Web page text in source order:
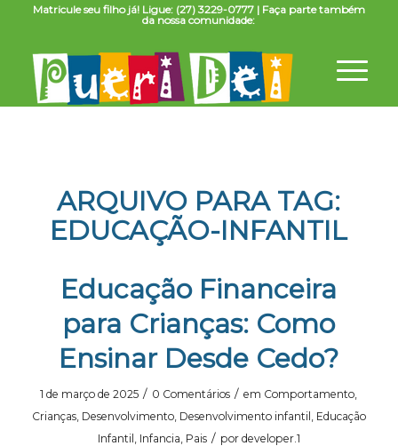
Matricule seu filho já! Ligue: (27) 3229-0777 | Faça parte também
da nossa comunidade:
ARQUIVO PARA TAG:
EDUCAÇÃO-INFANTIL
Educação Financeira
para Crianças: Como
Ensinar Desde Cedo?
1 de março de 2025 / 0 Comentários / em Comportamento,
Crianças, Desenvolvimento, Desenvolvimento infantil , Educação
Infantil , Infancia, Pais / por developer.1